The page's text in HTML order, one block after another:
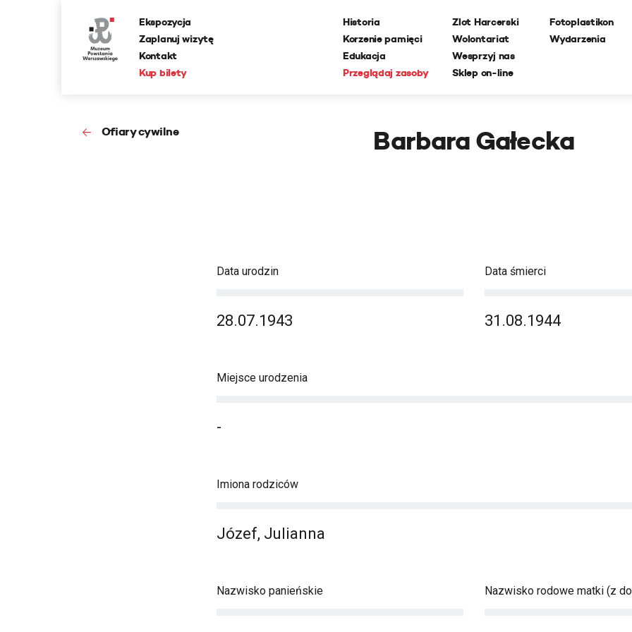
Ekspozycja
Zaplanuj wizytę
Kontakt
Kup bilety
Historia
Korzenie pamięci
Edukacja
Przeglądaj zasoby
Zlot Harcerski
Wolontariat
Wesprzyj nas
Sklep on-line
Fotoplastikon
Wydarzenia
Ofiary cywilne Barbara Gałecka
Data urodzin
28.07.1943
Data śmierci
31.08.1944
Miejsce urodzenia
-
Imiona rodziców
Józef, Julianna
Nazwisko panieńskie Nazwisko rodowe matki (z